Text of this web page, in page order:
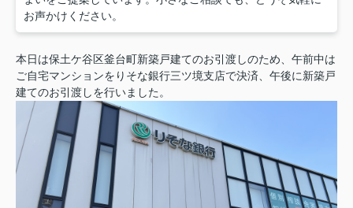
お声かけください。
本日は保土ケ谷区釜台町新築戸建てのお引渡しのため、午前中は
ご自宅マンションをりそな銀行三ツ境支店で決済、午後に新築戸
建てのお引渡しを行いました。